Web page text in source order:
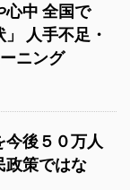
心中 全国で
人手不足・
ニング
後５０万人
策ではな